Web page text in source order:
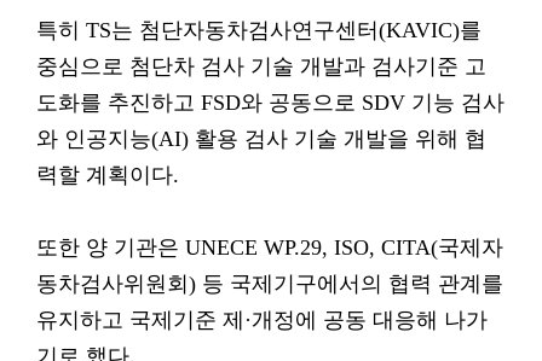
특히 TS는 첨단자동차검사연구센터(KAVIC)를
중심으로 첨단차 검사 기술 개발과 검사기준 고
도화를 추진하고 FSD와 공동으로 SDV 기능 검사
와 인공지능(AI) 활용 검사 기술 개발을 위해 협
력할 계획이다.
또한 양 기관은 UNECE WP.29, ISO, CITA(국제자
동차검사위원회) 등 국제기구에서의 협력 관계를
유지하고 국제기준 제·개정에 공동 대응해 나가
기로 했다.